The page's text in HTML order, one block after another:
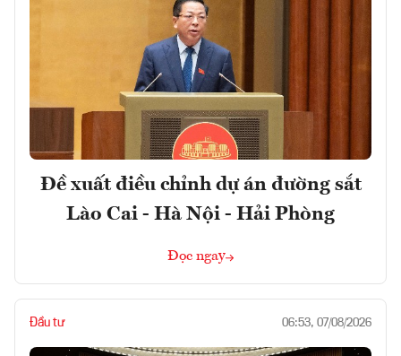
Đề xuất điều chỉnh dự án đường sắt
Lào Cai - Hà Nội - Hải Phòng
Đọc ngay
Đầu tư 06:53, 07/08/2026